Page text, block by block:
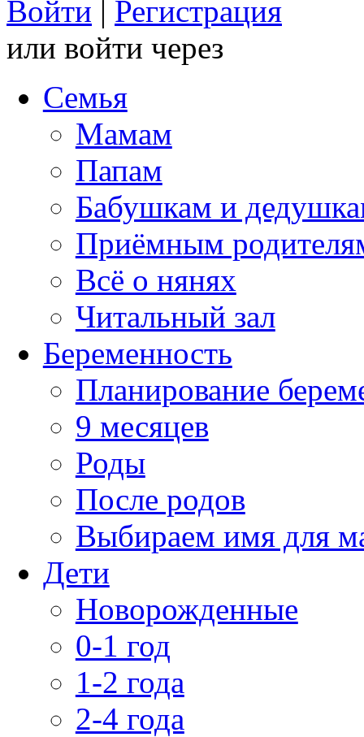
Войти | Регистрация
или войти через
Семья
Мамам
Папам
Бабушкам и
Приёмным
Всё о нянях
Читальный зал
Беременность
Планирование
9 месяцев
Роды
После родов
Выбираем имя для
Дети
Новорожденные
0-1 год
1-2 года
2-4 года